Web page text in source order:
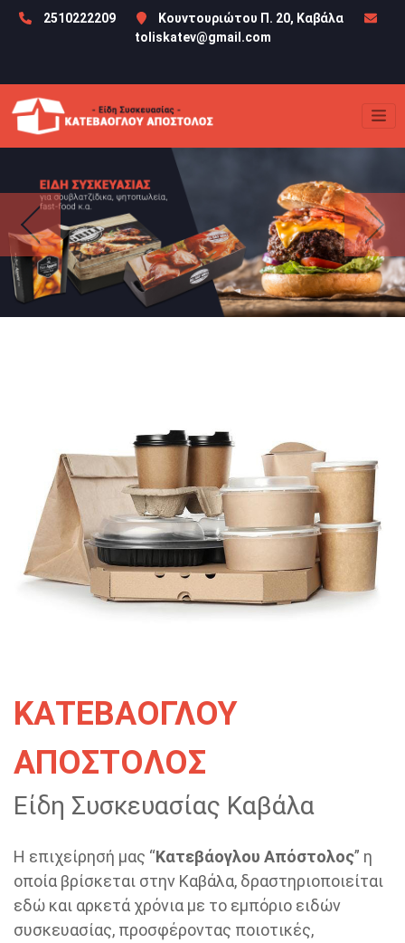
2510222209
Κουντουριώτου Π. 20, Καβάλα
toliskatev@gmail.com
Previous Next
ΚΑΤΕΒΑΟΓΛΟΥ
ΑΠΟΣΤΟΛΟΣ
Είδη Συσκευασίας Καβάλα
Η επιχείρησή μας “Κατεβάογλου Απόστολος” η
οποία βρίσκεται στην Καβάλα, δραστηριοποιείται
εδώ και αρκετά χρόνια με το εμπόριο ειδών
συσκευασίας, προσφέροντας ποιοτικές,